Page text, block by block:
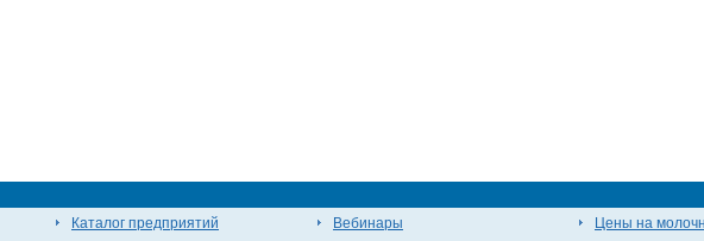
Каталог предприятий
Вебинары
Цены на